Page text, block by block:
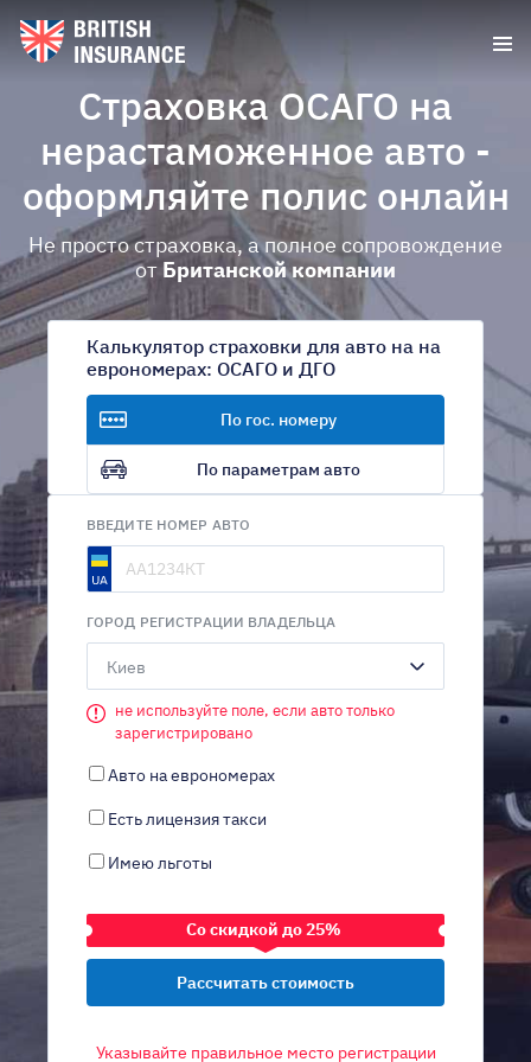
Страховка ОСАГО на
нерастаможенное авто -
оформляйте полис онлайн
Не просто страховка, а полное сопровождение
от Британской компании
Калькулятор страховки для авто на на
еврономерах: ОСАГО и ДГО
По гос. номеру
По параметрам авто
ВВЕДИТЕ НОМЕР АВТО
ГОРОД РЕГИСТРАЦИИ ВЛАДЕЛЬЦА
Киев
не используйте поле, если авто только
зарегистрировано
Авто на еврономерах
Есть лицензия такси
Имею льготы
Со скидкой до 25%
Указывайте правильное место регистрации